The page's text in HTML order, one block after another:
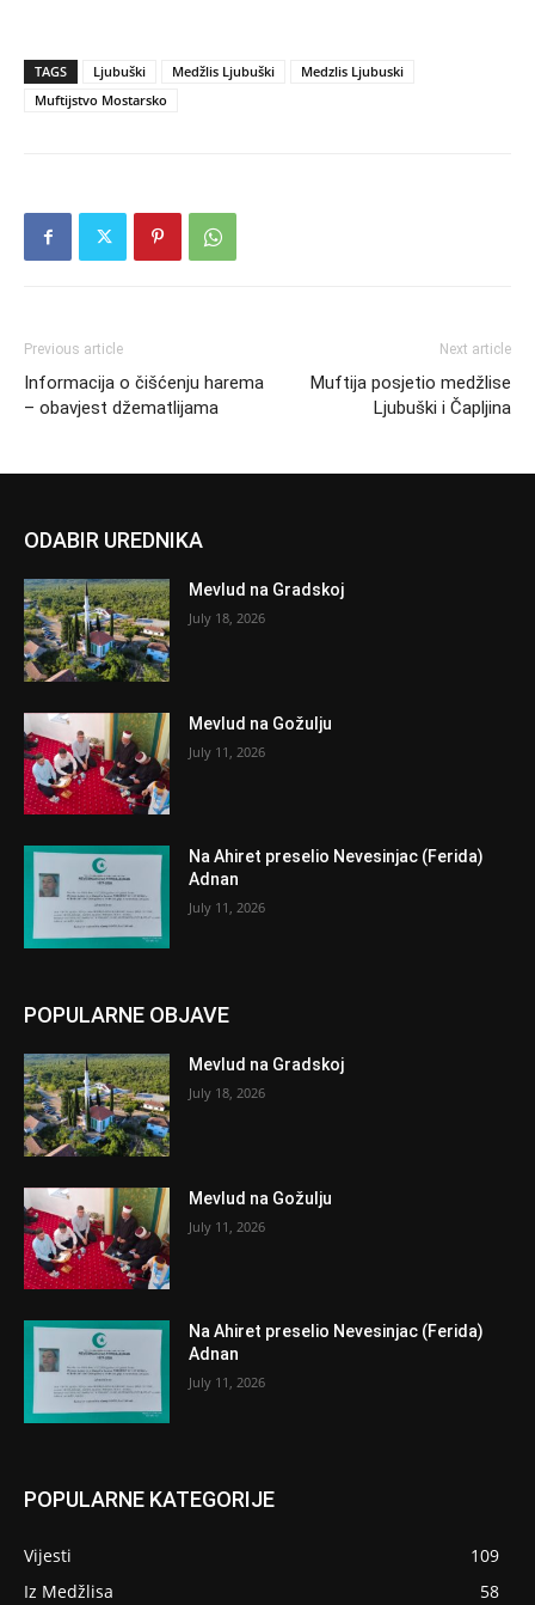
TAGS Ljubuški Medžlis Ljubuški
Medzlis Ljubuski
Muftijstvo Mostarsko
Previous article
Informacija o čišćenju harema
– obavjest džematlijama
Next article
Muftija posjetio medžlise
Ljubuški i Čapljina
ODABIR UREDNIKA
Mevlud na Gradskoj
July 18, 2026
Mevlud na Gožulju
July 11, 2026
Na Ahiret preselio Nevesinjac (Ferida)
Adnan
July 11, 2026
POPULARNE OBJAVE
Mevlud na Gradskoj
July 18, 2026
Mevlud na Gožulju
July 11, 2026
Na Ahiret preselio Nevesinjac (Ferida)
Adnan
July 11, 2026
POPULARNE KATEGORIJE
Vijesti
109
Iz Medžlisa
58